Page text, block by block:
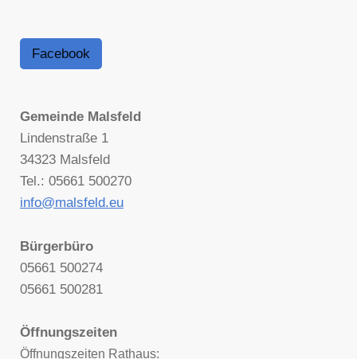
Facebook
Gemeinde Malsfeld
Lindenstraße 1
34323 Malsfeld
Tel.: 05661 500270
info@malsfeld.eu
Bürgerbüro
05661 500274
05661 500281
Öffnungszeiten
Öffnungszeiten Rathaus: